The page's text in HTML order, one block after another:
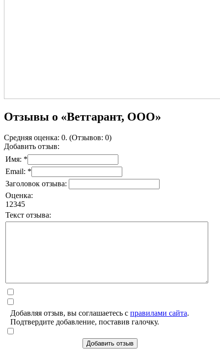
Отзывы о «Ветгарант, ООО»
Средняя оценка: 0. (Отзывов: 0)
Добавить отзыв:
Имя: *
Email: *
Заголовок отзыва:
Оценка:
1 2345
Текст отзыва:
Добавляя отзыв, вы соглашаетесь с правилами сайта.
Подтвердите добавление, поставив галочку.
Добавить отзыв